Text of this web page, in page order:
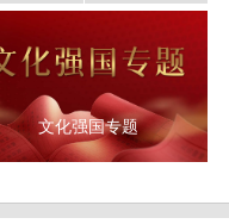
文化强国专题